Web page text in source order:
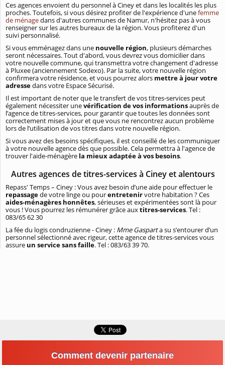
Ces agences envoient du personnel à Ciney et dans les localités les plus
proches. Toutefois, si vous désirez profiter de l'expérience d'unefemme
de ménagedans d'autres communes de Namur, n'hésitez pas à vous
renseigner sur les autres bureaux de la région. Vous profiterez d'un
suivi personnalisé.
Si vous emménagez dans une nouvelle région, plusieurs démarches
seront nécessaires. Tout d'abord, vous devrez vous domicilier dans
votre nouvelle commune, qui transmettra votre changement d'adresse
à Pluxee (anciennement Sodexo). Par la suite, votre nouvelle région
confirmera votre résidence, et vous pourrez alors mettre à jour votre
adressedans votre Espace Sécurisé.
Il est important de noter que le transfert de vos titres-services peut
également nécessiter unevérification de vos informationsauprès de
l’agence de titres-services, pour garantir que toutes les données sont
correctement mises à jour et que vous ne rencontrez aucun problème
lors de l’utilisation de vos titres dans votre nouvelle région.
Si vous avez des besoins spécifiques, il est conseillé de les communiquer
à votre nouvelle agence dès que possible. Cela permettra à l'agence de
trouver l'aide-ménagère la mieux adaptée à vos besoins.
Autres agences de titres-services à Ciney et alentours
Repass' Temps – Ciney : Vous avez besoin d’une aide pour effectuer le
repassagede votre linge ou pourentretenirvotre habitation ? Ces
aides-ménagères honnêtes, sérieuses et expérimentées sont là pour
vous ! Vous pourrez les rémunérer grâce auxtitres-services. Tel :
083/65 62 30
La fée du logis condruzienne - Ciney : Mme Gasparta su s’entourer d’un
personnel sélectionné avec rigeur, cette agence de titres-services vous
assure un service sans faille. Tel : 083/63 39 70.
Comment devenir partenaire